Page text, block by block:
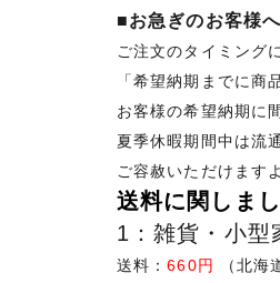
■お急ぎのお客様へ
ご注文のタイミング
「希望納期までに商
お客様の希望納期に
夏季休暇期間中は流
ご容赦いただけます
送料に関しま
1：雑貨・小型
送料：660円
（北海